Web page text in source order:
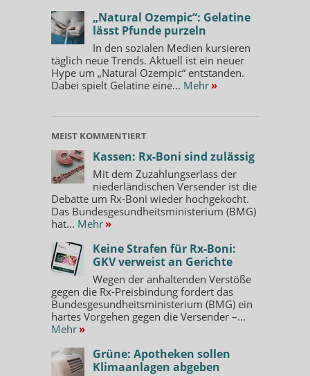
„Natural Ozempic“: Gelatine
lässt Pfunde purzeln
In den sozialen Medien kursieren
täglich neue Trends. Aktuell ist ein neuer
Hype um „Natural Ozempic“ entstanden.
Dabei spielt Gelatine eine... Mehr »
MEIST KOMMENTIERT
Kassen: Rx-Boni sind zulässig
Mit dem Zuzahlungserlass der
niederländischen Versender ist die
Debatte um Rx-Boni wieder hochgekocht.
Das Bundesgesundheitsministerium (BMG)
hat... Mehr »
Keine Strafen für Rx-Boni:
GKV verweist an Gerichte
Wegen der anhaltenden Verstöße
gegen die Rx-Preisbindung fordert das
Bundesgesundheitsministerium (BMG) ein
hartes Vorgehen gegen die Versender –...
Mehr »
Grüne: Apotheken sollen
Klimaanlagen abgeben